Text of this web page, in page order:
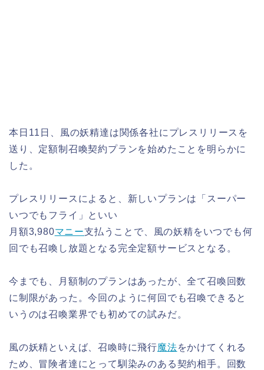
本日11日、風の妖精達は関係各社にプレスリリースを
送り、定額制召喚契約プランを始めたことを明らかに
した。
プレスリリースによると、新しいプランは「スーパー
いつでもフライ」といい
月額3,980マニー支払うことで、風の妖精をいつでも何
回でも召喚し放題となる完全定額サービスとなる。
今までも、月額制のプランはあったが、全て召喚回数
に制限があった。今回のように何回でも召喚できると
いうのは召喚業界でも初めての試みだ。
風の妖精といえば、召喚時に飛行魔法をかけてくれる
ため、冒険者達にとって馴染みのある契約相手。回数